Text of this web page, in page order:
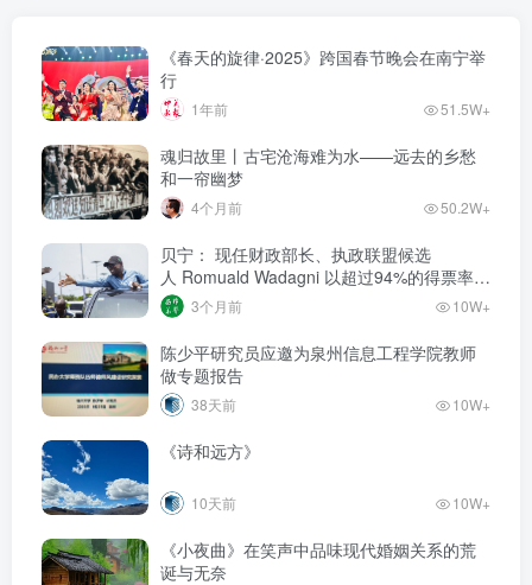
《春天的旋律·2025》跨国春节晚会在南宁举
行
1年前 51.5W+
魂归故里丨古宅沧海难为水——远去的乡愁
和一帘幽梦
4个月前 50.2W+
贝宁： 现任财政部长、执政联盟候选
人‌ Romuald Wadagni 以超过94%的得票率当
选新任总统‌
3个月前 10W+
陈少平研究员应邀为泉州信息工程学院教师
做专题报告
38天前 10W+
《诗和远方》
10天前 10W+
《小夜曲》在笑声中品味现代婚姻关系的荒
诞与无奈